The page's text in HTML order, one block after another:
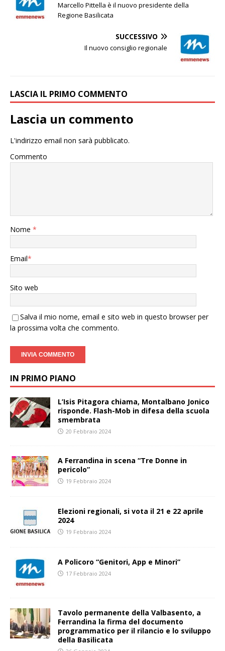
Marcello Pittella è il nuovo presidente della
Regione Basilicata
SUCCESSIVO
Il nuovo consiglio regionale
LASCIA IL PRIMO COMMENTO
Lascia un commento
L'indirizzo email non sarà pubblicato.
Commento
Nome *
Email*
Sito web
Salva il mio nome, email e sito web in questo browser per
la prossima volta che commento.
IN PRIMO PIANO
L’Isis Pitagora chiama, Montalbano Jonico
risponde. Flash-Mob in difesa della scuola
smembrata
20 Febbraio 2024
A Ferrandina in scena “Tre Donne in
pericolo”
19 Febbraio 2024
Elezioni regionali, si vota il 21 e 22 aprile
2024
19 Febbraio 2024
A Policoro “Genitori, App e Minori”
17 Febbraio 2024
Tavolo permanente della Valbasento, a
Ferrandina la firma del documento
programmatico per il rilancio e lo sviluppo
della Basilicata